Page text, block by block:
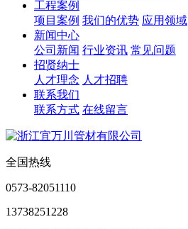
工程案例
项目案例 我们的优势 应用领域
新闻中心
公司新闻 行业资讯 常见问题
招贤纳士
人才理念 人才招聘
联系我们
联系方式 在线留言
全国热线
0573-82051110
13738251228